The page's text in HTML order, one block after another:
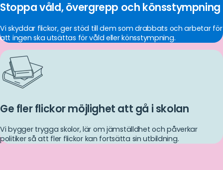
Stoppa våld, övergrepp och könsstympning
Vi skyddar flickor, ger stöd till dem som drabbats och arbetar för
att ingen ska utsättas för våld eller könsstympning.
Ge fler flickor möjlighet att gå i skolan
Vi bygger trygga skolor, lär om jämställdhet och påverkar
politiker så att fler flickor kan fortsätta sin utbildning.